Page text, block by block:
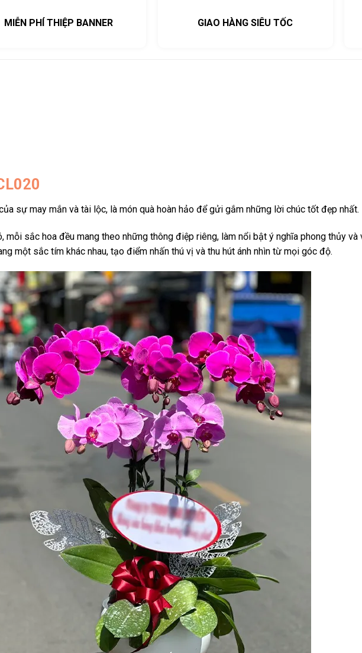
MIỄN PHÍ THIỆP BANNER GIAO HÀNG SIÊU TỐC
sự may mắn và tài lộc, là món quà hoàn hảo để gửi gắm những lời chúc tốt đẹp nhất.
mỗi sắc hoa đều mang theo những thông điệp riêng, làm nổi bật ý nghĩa phong thủy
một sắc tím khác nhau, tạo điểm nhấn thú vị và thu hút ánh nhìn từ mọi góc độ.